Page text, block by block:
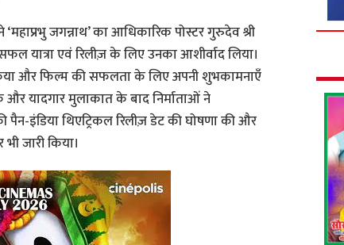
जगन्नाथ’ का आधिकारिक पोस्टर गुरुदेव श्री
यात्रा एवं रिलीज़ के लिए उनका आशीर्वाद लिया।
और फिल्म की सफलता के लिए अपनी शुभकामनाएँ
और यादगार मुलाकात के बाद निर्माताओं ने
इंडिया थिएट्रिकल रिलीज़ डेट की घोषणा की और
जारी किया।